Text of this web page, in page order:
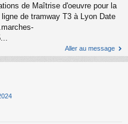
de Maîtrise d'oeuvre pour la
de tramway T3 à Lyon Date
Aller au message